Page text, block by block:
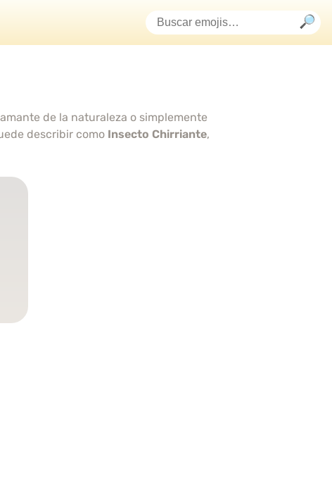
de la naturaleza o simplemente
describir como Insecto Chirriante,